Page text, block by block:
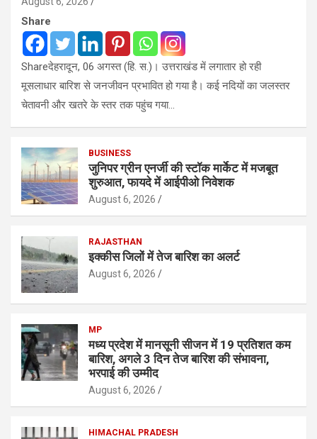
Share
Shareदेहरादून, 06 अगस्त (हि. स.)। उत्तराखंड में लगातार हो रही
मूसलाधार बारिश से जनजीवन प्रभावित हो गया है। कई नदियों का जलस्तर
चेतावनी और खतरे के स्तर तक पहुंच गया…
BUSINESS
जुनिपर ग्रीन एनर्जी की स्टॉक मार्केट में मजबूत
शुरुआत, फायदे में आईपीओ निवेशक
August 6, 2026
RAJASTHAN
इक्कीस जिलों में तेज बारिश का अलर्ट
August 6, 2026
MP
मध्य प्रदेश में मानसूनी सीजन में 19 प्रतिशत कम
बारिश, अगले 3 दिन तेज बारिश की संभावना,
भरपाई की उम्मीद
August 6, 2026
HIMACHAL PRADESH